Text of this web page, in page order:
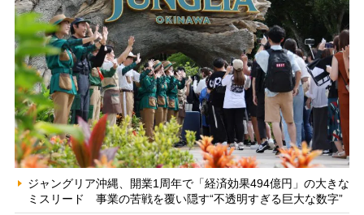
ジャングリア沖縄、開業1周年で「経済効果494億円」の大きな
ミスリード 事業の苦戦を覆い隠す“不透明すぎる巨大な数字”